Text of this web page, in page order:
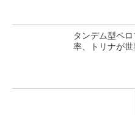
タンデム型ペ
率、トリナが